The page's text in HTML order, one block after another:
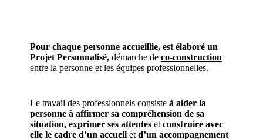
Pour chaque personne accueillie, est élaboré un
Projet Personnalisé,démarche deco-construction
entre la personne et les équipes professionnelles.
Le travail des professionnels consisteà aider la
personne à affirmer sa compréhension de sa
situation, exprimer ses attentes et construire avec
elle le cadre d’un accueil et d’un accompagnement